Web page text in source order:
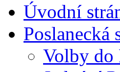
Úvodní
Poslanecká
Volby do